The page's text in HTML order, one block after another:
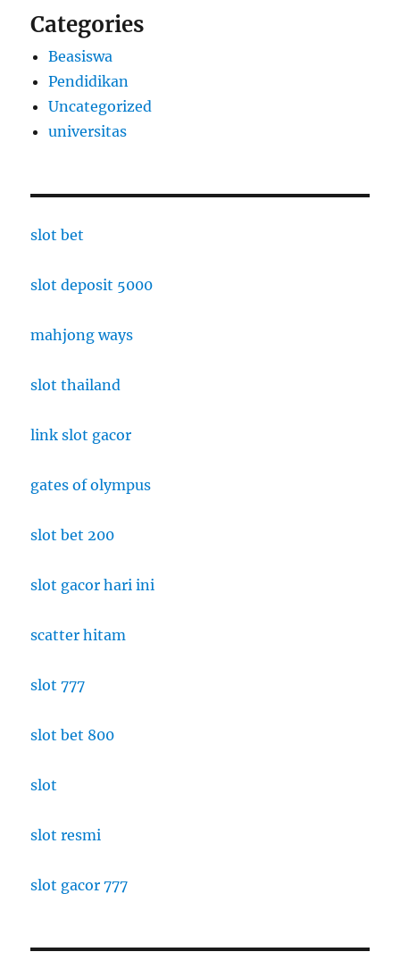
Categories
Beasiswa
Pendidikan
Uncategorized
universitas
slot bet
slot deposit 5000
mahjong ways
slot thailand
link slot gacor
gates of olympus
slot bet 200
slot gacor hari ini
scatter hitam
slot 777
slot bet 800
slot
slot resmi
slot gacor 777